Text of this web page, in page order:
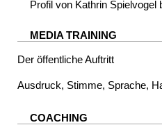
Profil von Kathrin Spielvogel
MEDIA TRAINING
Der öffentliche Auftritt
Ausdruck, Stimme, Sprache,
COACHING